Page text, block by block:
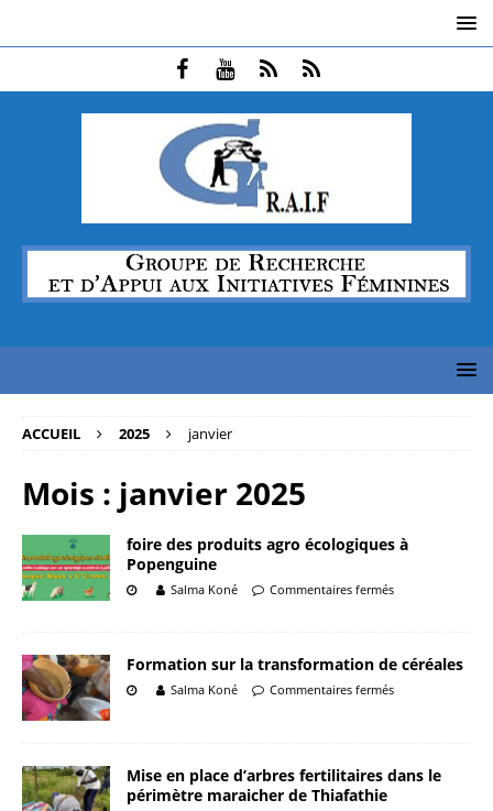
ACCUEIL 2025 janvier
Mois : janvier 2025
foire des produits agro écologiques à
Popenguine
Salma Koné Commentaires fermés
Formation sur la transformation de céréales
Salma Koné Commentaires fermés
Mise en place d’arbres fertilitaires dans le
périmètre maraicher de Thiafathie